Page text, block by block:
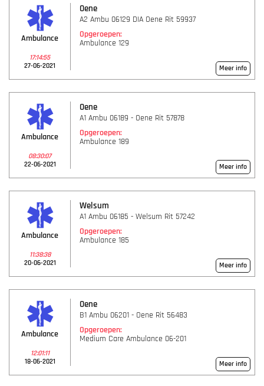
Ambulance
17:14:55
27-06-2021
Oene
A2 Ambu 06129 DIA Oene Rit 59937
Opgeroepen:
Ambulance 129
Meer info
Ambulance
08:30:07
22-06-2021
Oene
A1 Ambu 06189 - Oene Rit 57878
Opgeroepen:
Ambulance 189
Meer info
Ambulance
11:38:38
20-06-2021
Welsum
A1 Ambu 06185 - Welsum Rit 57242
Opgeroepen:
Ambulance 185
Meer info
Ambulance
12:01:11
18-06-2021
Oene
B1 Ambu 06201 - Oene Rit 56483
Opgeroepen:
Medium Care Ambulance 06-201
Meer info